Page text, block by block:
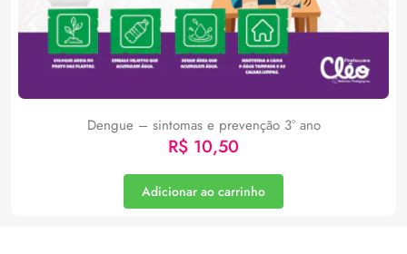
Dengue – sintomas e prevenção 3° ano
R$ 10,50
Adicionar ao carrinho